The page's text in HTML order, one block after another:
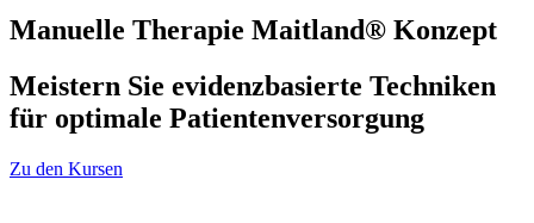
Manuelle Therapie Maitland® Konzept
Meistern Sie evidenzbasierte Techniken
für optimale Patientenversorgung
Zu den Kursen